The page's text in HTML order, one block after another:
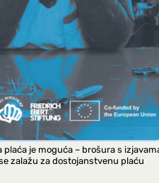
plaća je moguća – brošura s
zalažu za dostojanstvenu plaću